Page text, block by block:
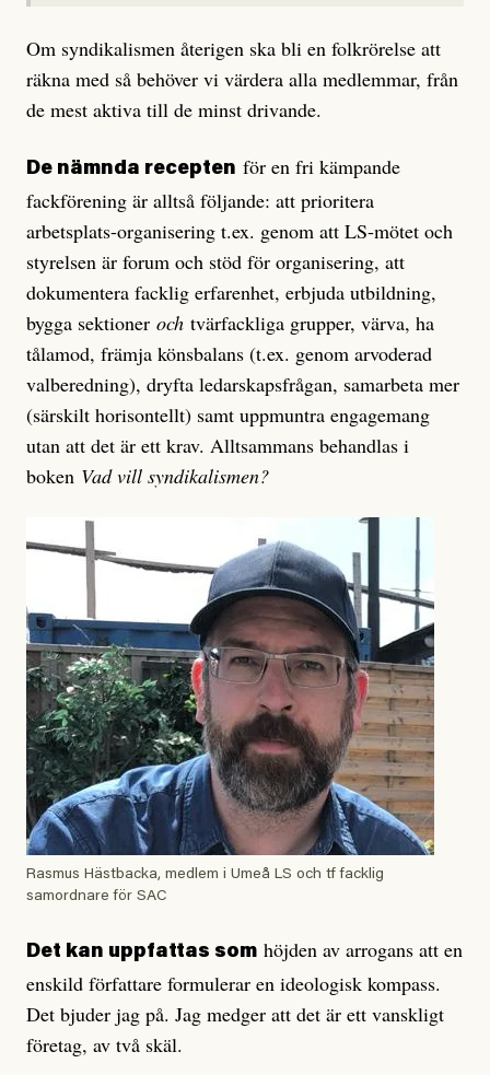
Om syndikalismen återigen ska bli en folkrörelse att
räkna med så behöver vi värdera alla medlemmar, från
de mest aktiva till de minst drivande.
De nämnda recepten för en fri kämpande
fackförening är alltså följande: att prioritera
arbetsplats-organisering t.ex. genom att LS-mötet och
styrelsen är forum och stöd för organisering, att
dokumentera facklig erfarenhet, erbjuda utbildning,
bygga sektioner och tvärfackliga grupper, värva, ha
tålamod, främja könsbalans (t.ex. genom arvoderad
valberedning), dryfta ledarskapsfrågan, samarbeta mer
(särskilt horisontellt) samt uppmuntra engagemang
utan att det är ett krav. Alltsammans behandlas i
boken Vad vill syndikalismen?
Rasmus Hästbacka, medlem i Umeå LS och tf facklig
samordnare för SAC
Det kan uppfattas som höjden av arrogans att en
enskild författare formulerar en ideologisk kompass.
Det bjuder jag på. Jag medger att det är ett vanskligt
företag, av två skäl.